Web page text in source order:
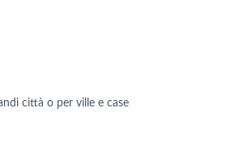
città o per ville e case